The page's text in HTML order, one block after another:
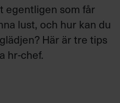
egentligen som får
lust, och hur kan du
Här är tre tips
hr-chef.